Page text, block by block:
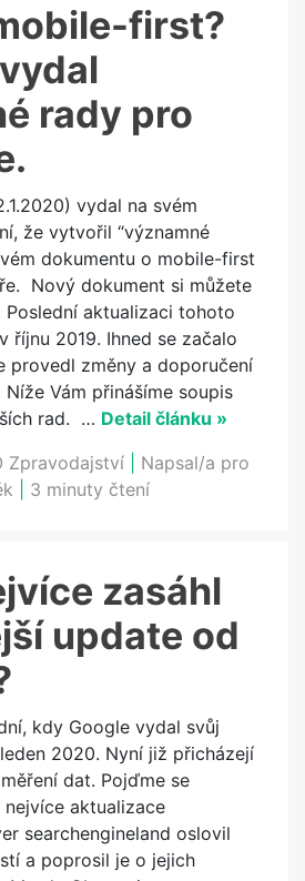
first?
rady pro
vydal na svém
že vytvořil “významné
dokumentu o mobile-first
Nový dokument si můžete
Poslední aktualizaci tohoto
říjnu 2019. Ihned se začalo
provedl změny a doporučení
Vám přinášíme soupis
rad. … Detail článku »
Zpravodajství
Napsal/a pro
3 minuty čtení
zasáhl
update od
kdy Google vydal svůj
2020. Nyní již přicházejí
dat. Pojďme se
aktualizace
searchengineland oslovil
a poprosil je o jejich